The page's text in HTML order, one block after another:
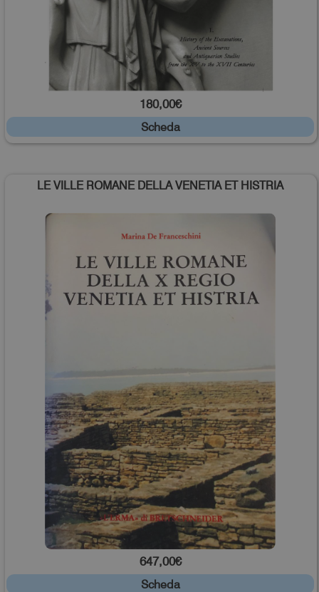
180,00€
Scheda
LE VILLE ROMANE DELLA VENETIA ET HISTRIA
647,00€
Scheda